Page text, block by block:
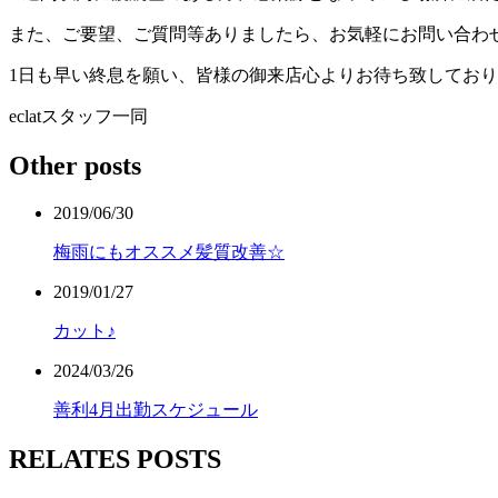
また、ご要望、ご質問等ありましたら、お気軽にお問い合わ
1日も早い終息を願い、皆様の御来店心よりお待ち致しており
eclatスタッフ一同
Other posts
2019/06/30
梅雨にもオススメ髪質改善☆
2019/01/27
カット♪
2024/03/26
善利4月出勤スケジュール
RELATES POSTS